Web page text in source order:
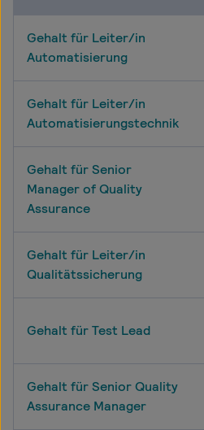
Gehalt für Leiter/in
Automatisierung
Gehalt für Leiter/in
Automatisierungstechnik
Gehalt für Senior
Manager of Quality
Assurance
Gehalt für Leiter/in
Qualitätssicherung
Gehalt für Test Lead
Gehalt für Senior Quality
Assurance Manager